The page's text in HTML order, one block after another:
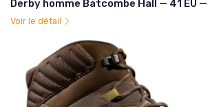
Derby homme Batcombe Hall — 41 EU
Voir le détail